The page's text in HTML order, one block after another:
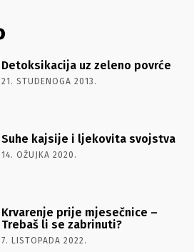
Detoksikacija uz zeleno povrće
21. STUDENOGA 2013.
Suhe kajsije i ljekovita svojstva
14. OŽUJKA 2020.
Krvarenje prije mjesečnice –
Trebaš li se zabrinuti?
7. LISTOPADA 2022.